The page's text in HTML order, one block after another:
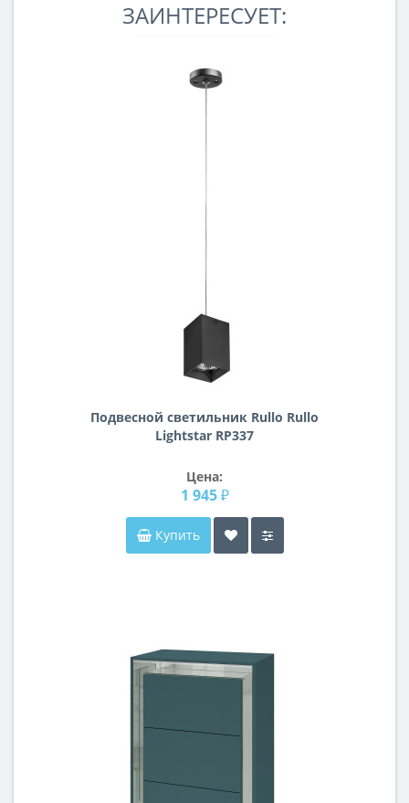
ЗАИНТЕРЕСУЕТ:
Подвесной светильник Rullo Rullo
Lightstar RP337
Цена:
1 945 ₽
Купить